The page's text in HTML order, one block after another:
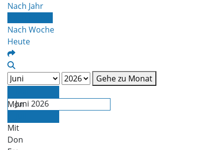
Nach Jahr
Nach Woche
Heute
Gehe zu Monat
Juni 2026
Mon
Mit
Don